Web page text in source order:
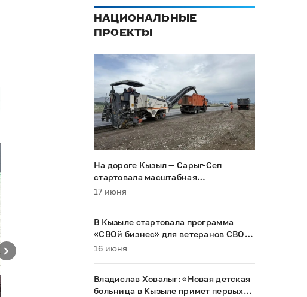
НАЦИОНАЛЬНЫЕ
ПРОЕКТЫ
На дороге Кызыл — Сарыг-Сеп
стартовала масштабная
реконструкция
17 июня
В Кызыле стартовала программа
«СВОй бизнес» для ветеранов СВО и
их семей
16 июня
Владислав Ховалыг: «Новая детская
больница в Кызыле примет первых